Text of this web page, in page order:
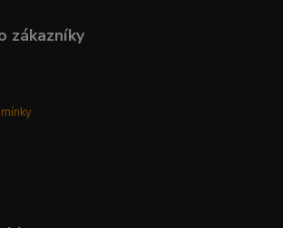
zákazníky